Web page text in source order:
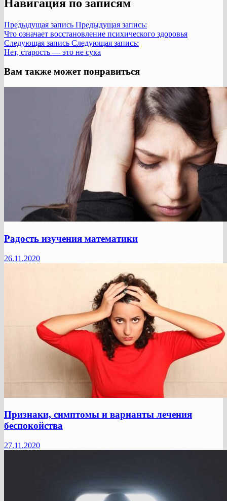
Навигация по записям
Предыдущая запись Предыдущая запись:
Что означает восстановление психического здоровья
Следующая запись Следующая запись:
Нет, старость — это не сука
Вам также может понравиться
Радость изучения математики
26.11.2020
Признаки, симптомы и варианты лечения
беспокойства
27.11.2020